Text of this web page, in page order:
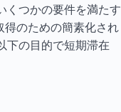
くつかの要件を満たす
得のための簡素化され
下の目的で短期滞在